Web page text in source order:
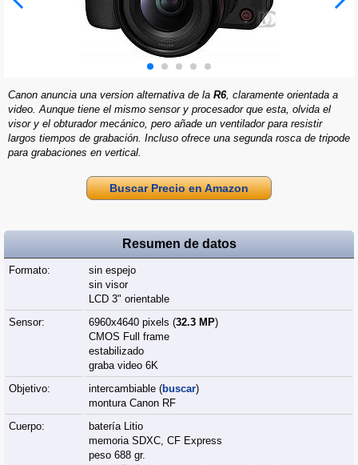
Canon anuncia una version alternativa de la R6, claramente orientada a
video. Aunque tiene el mismo sensor y procesador que esta, olvida el
visor y el obturador mecánico, pero añade un ventilador para resistir
largos tiempos de grabación. Incluso ofrece una segunda rosca de tripode
para grabaciones en vertical.
Buscar Precio en Amazon
Resumen de datos
Formato:
sin espejo
sin visor
LCD 3" orientable
Sensor:
6960x4640 pixels (32.3 MP)
CMOS Full frame
estabilizado
graba video 6K
Objetivo:
intercambiable (buscar)
montura Canon RF
Cuerpo:
batería Litio
memoria SDXC, CF Express
peso 688 gr.